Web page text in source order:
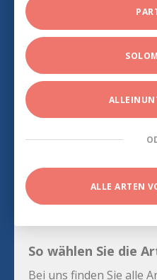
ALLE ARTEN
So wählen Sie die
Bei uns finden Sie alle